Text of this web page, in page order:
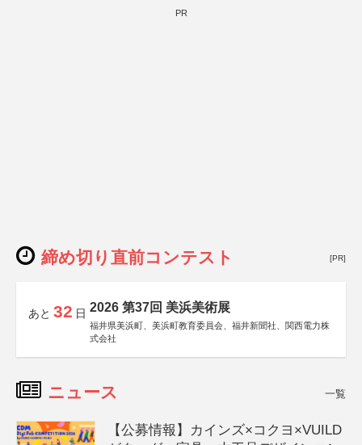
PR
締め切り直前コンテスト [PR]
あと 32 日 2026 第37回 美浜美術展
福井県美浜町、美浜町教育委員会、福井新聞社、関西電力株
式会社
ニュース 一覧
【公募情報】カインズ×コクヨ×VUILD